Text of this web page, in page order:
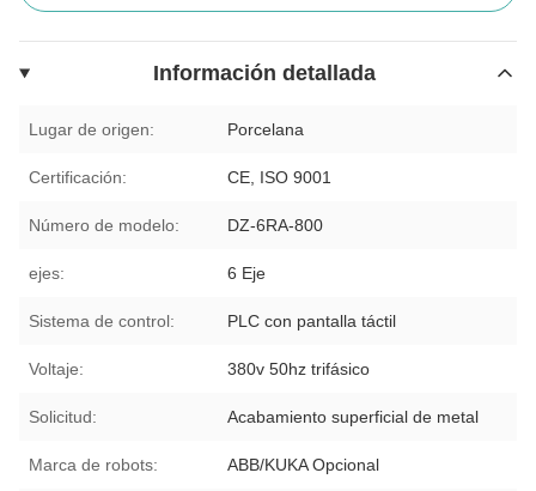
Información detallada
Lugar de origen: Porcelana
Certificación: CE, ISO 9001
Número de modelo: DZ-6RA-800
ejes: 6 Eje
Sistema de control: PLC con pantalla táctil
Voltaje: 380v 50hz trifásico
Solicitud: Acabamiento superficial de metal
Marca de robots: ABB/KUKA Opcional